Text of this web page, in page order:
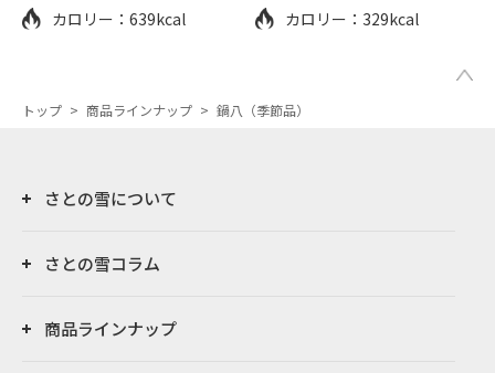
カロリー： 639kcal
カロリー： 329kcal
トップ > 商品ラインナップ > 鍋八（季節品）
さとの雪について
さとの雪コラム
商品ラインナップ